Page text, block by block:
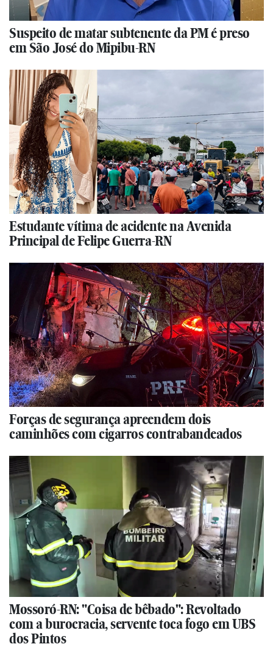
Suspeito de matar subtenente da PM é preso
em São José do Mipibu-RN
Estudante vítima de acidente na Avenida
Principal de Felipe Guerra-RN
Forças de segurança apreendem dois
caminhões com cigarros contrabandeados
Mossoró-RN: "Coisa de bêbado": Revoltado
com a burocracia, servente toca fogo em UBS
dos Pintos